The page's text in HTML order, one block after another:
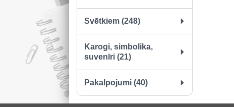
Svētkiem (248)
Karogi, simbolika,
suvenīri (21)
Pakalpojumi (40)